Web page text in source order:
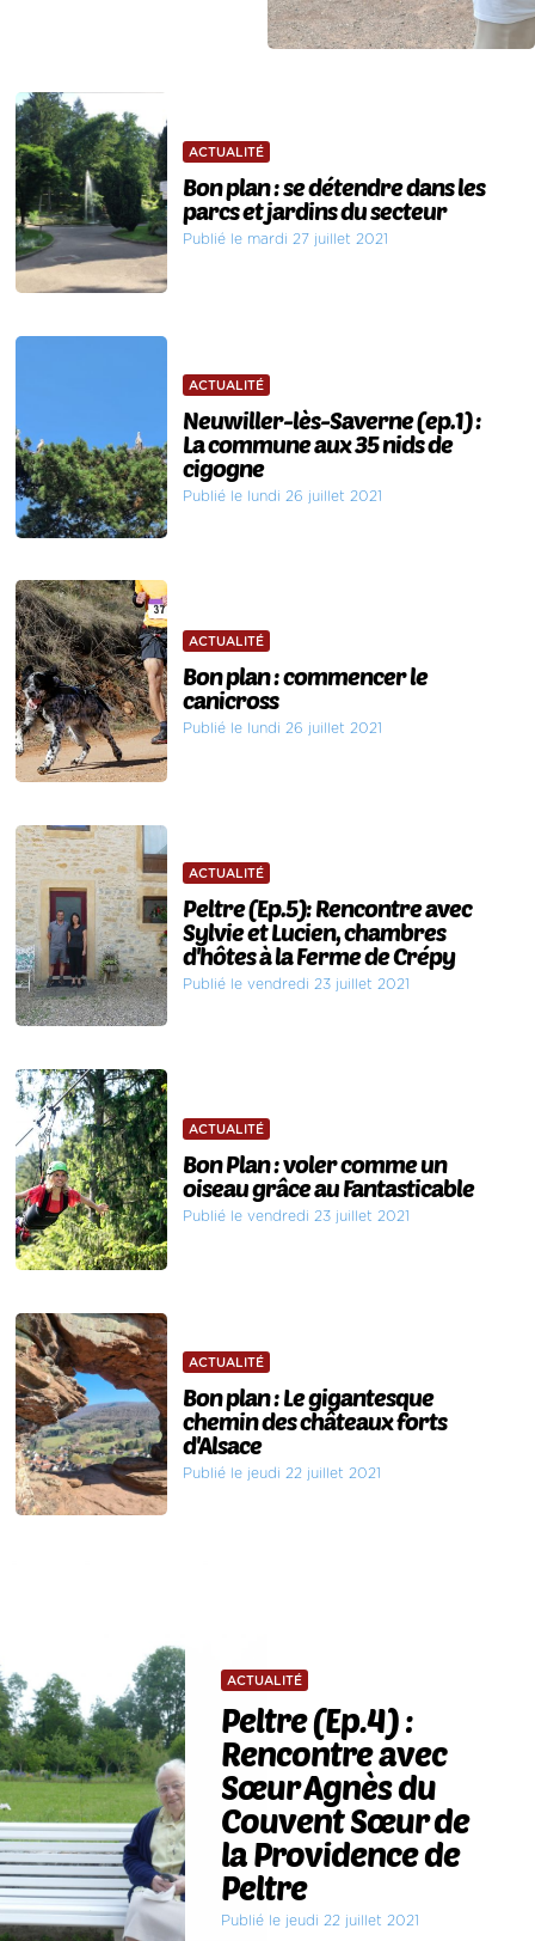
ACTUALITÉ
Bon plan : se détendre dans les
parcs et jardins du secteur
Publié le mardi 27 juillet 2021
ACTUALITÉ
Neuwiller-lès-Saverne (ep.1) :
La commune aux 35 nids de
cigogne
Publié le lundi 26 juillet 2021
ACTUALITÉ
Bon plan : commencer le
canicross
Publié le lundi 26 juillet 2021
ACTUALITÉ
Peltre (Ep.5): Rencontre avec
Sylvie et Lucien, chambres
d'hôtes à la Ferme de Crépy
Publié le vendredi 23 juillet 2021
ACTUALITÉ
Bon Plan : voler comme un
oiseau grâce au Fantasticable
Publié le vendredi 23 juillet 2021
ACTUALITÉ
Bon plan : Le gigantesque
chemin des châteaux forts
d'Alsace
Publié le jeudi 22 juillet 2021
ACTUALITÉ
Peltre (Ep.4) :
Rencontre avec
Sœur Agnès du
Couvent Sœur de
la Providence de
Peltre
Publié le jeudi 22 juillet 2021